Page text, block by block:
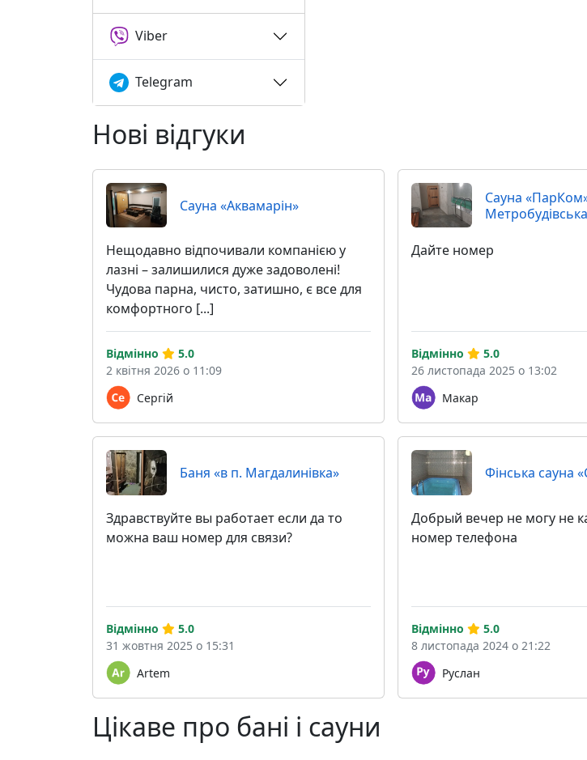
Viber
Telegram
Нові відгуки
Сауна «Аквамарін»
Нещодавно відпочивали компанією у
лазні – залишилися дуже задоволені!
Чудова парна, чисто, затишно, є все для
комфортного [...]
Сергій
Відмінно
5.0
2 квітня 2026 о 11:09
Сауна
Метробудівська
Дайте номер
Макар
Відмінно
5.0
26 листопада 2025 о 13:02
Баня «в п. Магдалинівка»
Здравствуйте вы работает если да то
можна ваш номер для связи?
Artem
Відмінно
5.0
31 жовтня 2025 о 15:31
Фінська сауна
Добрый вечер не могу не
номер телефона
Руслан
Відмінно
5.0
8 листопада 2024 о 21:22
Цікаве про бані і сауни